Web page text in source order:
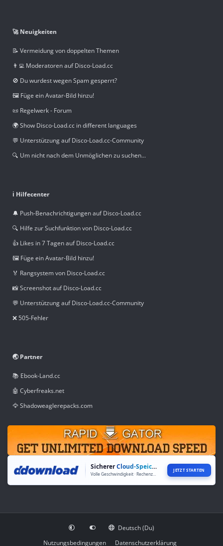
🚀 Neuigkeiten
📝 Vermeidung von doppelten Themen
👨‍💻 Moderatoren auf Disco-Load.cc
🚫 Du wurdest wegen Spam gesperrt?
🖼️ Füge ein Avatar-Bild hinzu!
📜 Regelwerk - Forum
🌍 Show Disco-Load.cc in different languages
💬 Unterstützung auf Disco-Load.cc-Community
🔍 Um nicht nach dem Unmöglichen zu suchen...
ℹ️ Hilfecenter
🔔 Push-Benachrichtigungen auf Disco-Load.cc
🔍 Hilfe zur Suchfunktion von Disco-Load.cc
👍 Likes in 7 Tagen auf Disco-Load.cc
🖼️ Füge ein Avatar-Bild hinzu!
🏅 Rangsystem von Disco-Load.cc
📸 Screenshot auf Disco-Load.cc
💬 Unterstützung auf Disco-Load.cc-Community
❌ 505-Fehler
🌏 Partner
📚 Ebook-Land.cc
🤖 Cyberfreaks.net
🦅 Shadoweaglerepacks.com
SichererCloud-Speicher JETZT STARTEN
Deutsch (Du)
Nutzungsbedingungen
Datenschutzerklärung